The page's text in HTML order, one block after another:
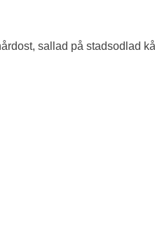
sallad på stadsodlad kål